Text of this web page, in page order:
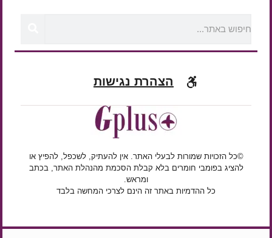
הצהרת נגישות
©כל הזכויות שמורות לבעלי האתר. אין להעתיק, לשכפל, להפיץ או
להציג בפומבי חומרים בלא קבלת הסכמת מהנהלת האתר, בכתב
ומראש.
כל ההדמיות באתר זה הינם לצרכי המחשה בלבד